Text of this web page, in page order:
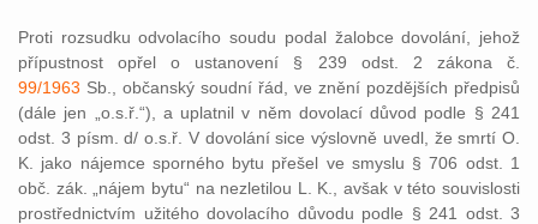
Proti rozsudku odvolacího soudu podal žalobce dovolání, jehož
přípustnost opřel o ustanovení § 239 odst. 2 zákona č.
99/1963 Sb., občanský soudní řád, ve znění pozdějších předpisů
(dále jen „o.s.ř.“), a uplatnil v něm dovolací důvod podle § 241
odst. 3 písm. d/ o.s.ř. V dovolání sice výslovně uvedl, že smrtí O.
K. jako nájemce sporného bytu přešel ve smyslu § 706 odst. 1
obč. zák. „nájem bytu“ na nezletilou L. K., avšak v této souvislosti
prostřednictvím užitého dovolacího důvodu podle § 241 odst. 3